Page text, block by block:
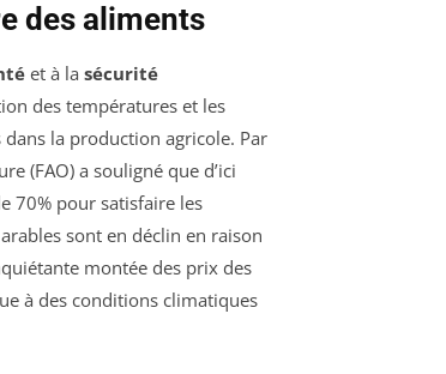
des aliments
et à la sécurité
des températures et les
la production agricole. Par
(FAO) a souligné que d’ici
70% pour satisfaire les
sont en déclin en raison
montée des prix des
à des conditions climatiques